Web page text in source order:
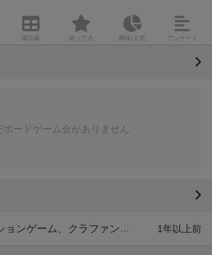
掲示板 持ってる 興味/人気 アンケート
ボードゲーム会がありません
1年以上前